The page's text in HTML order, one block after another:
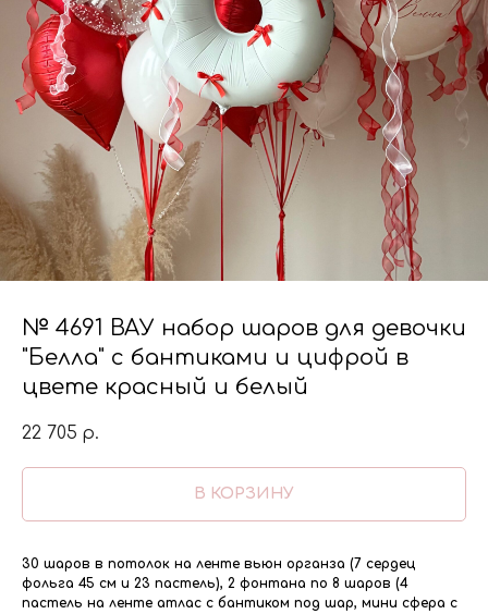
№ 4691 ВАУ набор шаров для девочки
"Белла" с бантиками и цифрой в
цвете красный и белый
22 705 р.
В КОРЗИНУ
30 шаров в потолок на ленте вьюн органза (7 сердец
фольга 45 см и 23 пастель), 2 фонтана по 8 шаров (4
пастель на ленте атлас с бантиком под шар, мини сфера с